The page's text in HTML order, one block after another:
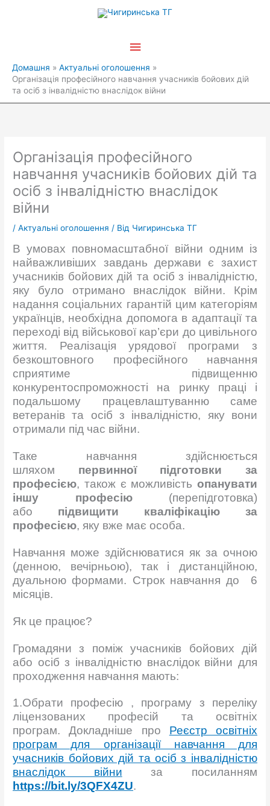
Головне
Домашня
Актуальні оголошення
Організація професійного навчання учасників бойових дій
та осіб з інвалідністю внаслідок війни
Організація професійного
навчання учасників бойових дій та
осіб з інвалідністю внаслідок
війни
/Актуальні оголошення / Від Чигиринська ТГ
В умовах повномасштабної війни одним із
найважливіших завдань держави є захист
учасників бойових дій та осіб з інвалідністю,
яку було отримано внаслідок війни. Крім
надання соціальних гарантій цим категоріям
українців, необхідна допомога в адаптації та
переході від військової кар’єри до цивільного
життя. Реалізація урядової програми з
безкоштовного професійного навчання
сприятиме підвищенню
конкурентоспроможності на ринку праці і
подальшому працевлаштуванню саме
ветеранів та осіб з інвалідністю, яку вони
отримали під час війни.
Таке навчання здійснюється
шляхом первинної підготовки за
професією, також є можливість опанувати
іншу професію(перепідготовка)
або підвищити кваліфікацію за
професією, яку вже має особа.
Навчання може здійснюватися як за очною
(денною, вечірньою), так і дистанційною,
дуальною формами. Строк навчання до 6
місяців.
Як це працює?
Громадяни з поміж учасників бойових дій
або осіб з інвалідністю внаслідок війни для
проходження навчання мають:
1.Обрати професію , програму з переліку
ліцензованих професій та освітніх
програм. Докладніше про Реєстр освітніх
програм для організації навчання для
учасників бойових дій та осіб з інвалідністю
внаслідок війни за посиланням
https://bit. ly/3QFX4ZU.